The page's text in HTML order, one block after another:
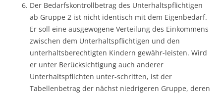
Der Bedarfskontrollbetrag des Unterhaltspflichtigen
ab Gruppe 2 ist nicht identisch mit dem Eigenbedarf.
Er soll eine ausgewogene Verteilung des Einkommens
zwischen dem Unterhaltspflichtigen und den
unterhaltsberechtigten Kindern gewähr-leisten. Wird
er unter Berücksichtigung auch anderer
Unterhaltspflichten unter-schritten, ist der
Tabellenbetrag der nächst niedrigeren Gruppe, deren